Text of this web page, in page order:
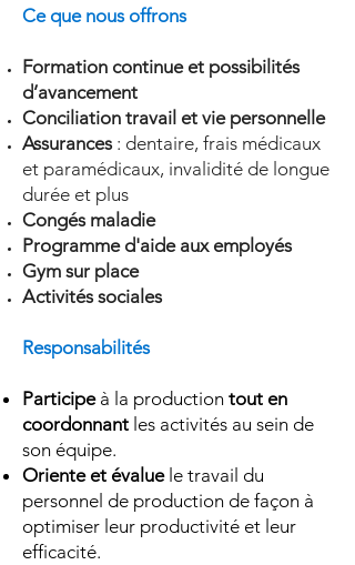
Ce que nous offrons
Formation continue et possibilités
d’avancement
Conciliation travail et vie personnelle
Assurances : dentaire, frais médicaux
et paramédicaux, invalidité de longue
durée et plus
Congés maladie
Programme d'aide aux employés
Gym sur place
Activités sociales
Responsabilités
Participe à la production tout en
coordonnant les activités au sein de
son équipe.
Oriente et évalue le travail du
personnel de production de façon à
optimiser leur productivité et leur
efficacité.